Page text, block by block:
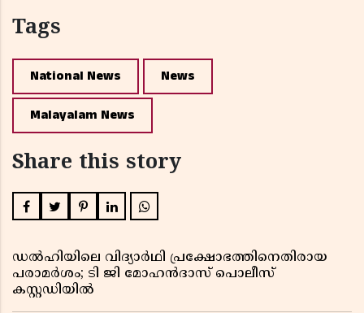
Tags
National News News
Malayalam News
Share this story
ഡൽഹിയിലെ വിദ്യാർഥി പ്രക്ഷോഭത്തിനെതിരായ
പരാമർശം; ടി ജി മോഹൻദാസ് പൊലീസ്
കസ്റ്റഡിയിൽ